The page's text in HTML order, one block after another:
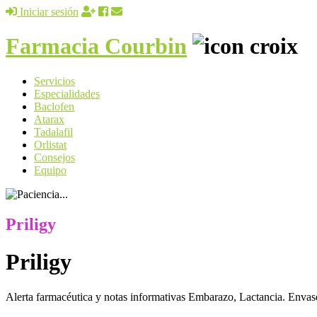
Iniciar sesión
Farmacia Courbin
Servicios
Especialidades
Baclofen
Atarax
Tadalafil
Orlistat
Consejos
Equipo
Priligy
Priligy
Alerta farmacéutica y notas informativas Embarazo, Lactancia.